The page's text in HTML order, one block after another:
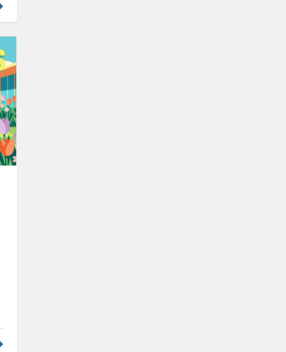
1-
2
KLASIŲ
MOKINIAI!
ETNO
METAIS
-